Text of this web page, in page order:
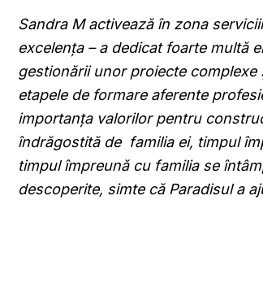
Sandra M activează în zona
excelența – a dedicat foarte multă
gestionării unor proiecte
etapele de formare aferente
importanța valorilor pentru
îndrăgostită de familia ei, timpul
timpul împreună cu familia se
descoperite, simte că Paradisul a